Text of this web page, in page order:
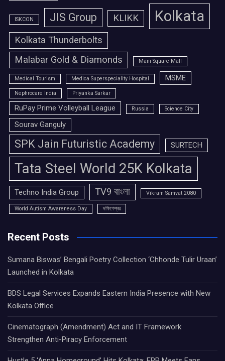
ISKCON JIS Group KLIKK Kolkata
Kolkata Thunderbolts
Malabar Gold & Diamonds
Mani Square Mall
Medical Tourism Medica Superspeciality Hospital MSME
Nephrocare India Priyanka Sarkar
RuPay Prime Volleyball League Russia Science City
Sourav Ganguly
SPK Jain Futuristic Academy SURTECH
Tata Steel World 25K Kolkata
Techno India Group TV9 বাংলা Vikram Samvat 2080
World Autism Awareness Day দক্ষিণেশ্বর
Recent Posts
Sumana Biswas’ Bengali Poetry Collection ‘Chhonde Tulir Uraan’
Launched in Kolkata
BDS Legal Services Expands Eastern India Presence with New
Kolkata Office
Cinematograph (Amendment) Act and IT Framework
Strengthen Anti-Piracy Enforcement